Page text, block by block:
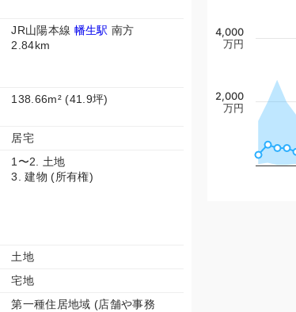
JR山陽本線 幡生駅 南方
2.84km
138.66m² (41.9坪)
居宅
1〜2. 土地
3. 建物 (所有権)
土地
宅地
第一種住居地域 (店舗や事務
2,000
万円
4,000
万円